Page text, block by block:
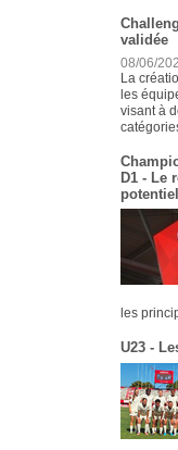
validée
08/06/
La
les
visant à
D1 - Le
les
U23 -